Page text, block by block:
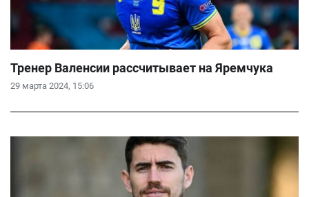
29 марта 2024, 15:06
Тренер Валенсии рассчитывает на Яремчука